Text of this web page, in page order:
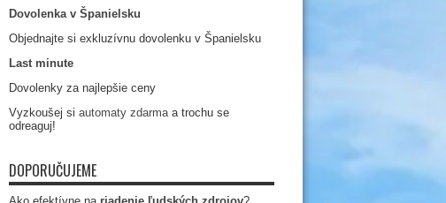
Dovolenka v Španielsku
Objednajte si exkluzívnu dovolenku v Španielsku
Last minute
Dovolenky za najlepšie ceny
Vyzkoušej si automaty zdarmaa trochu se
odreaguj!
DOPORUČUJEME